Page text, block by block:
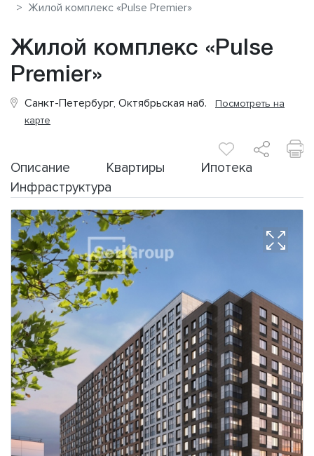
Жилой комплекс «Pulse Premier»
Жилой комплекс «Pulse
Premier»
Санкт-Петербург, Октябрьская наб. Посмотреть на
карте
Описание Квартиры
Ипотека
Инфраструктура